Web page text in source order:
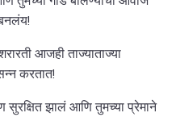
आजही ताज्याताज्या
करतात!
सुरक्षित झालं आणि तुमच्या प्रेमाने